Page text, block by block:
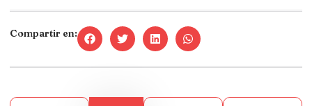
Compartir en: